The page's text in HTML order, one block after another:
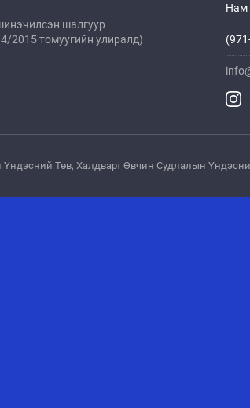
шалгуур
2015 томуугийн улиралд)
Нам
Үндэсний Төв, Xалдварт Өвчин Судлалын